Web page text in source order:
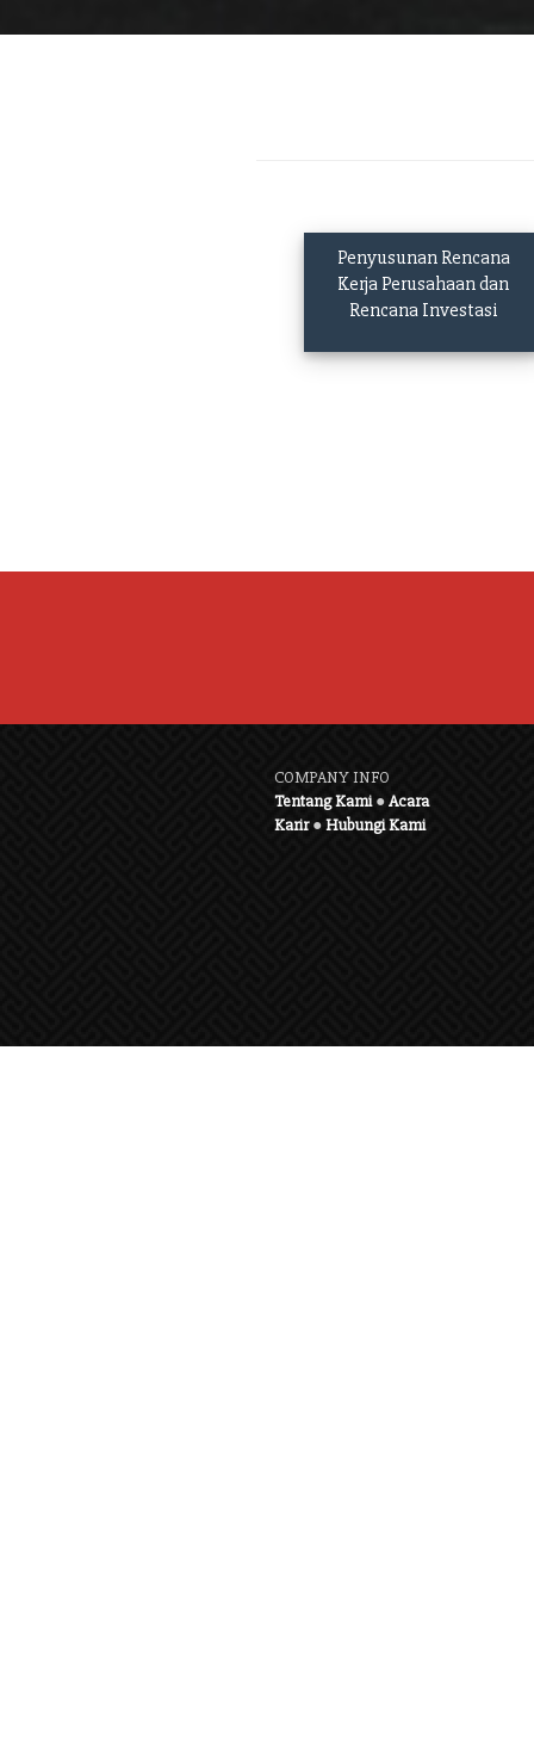
Penyusunan Rencana
Kerja Perusahaan dan
Rencana Investasi
COMPANY INFO
Tentang Kami●Acara
Karir●Hubungi Kami